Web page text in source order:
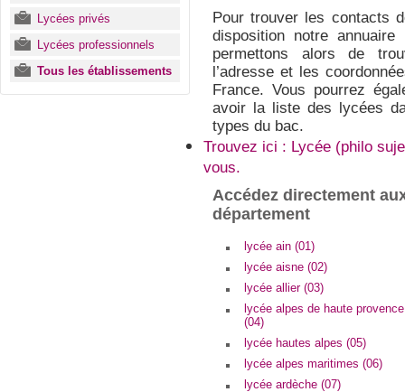
Lycées privés
Lycées professionnels
Tous les établissements
Pour trouver les contacts
disposition notre
permettons alors de
l’adresse et les
France. Vous pourrez
avoir la liste des lycées
types du bac.
Trouvez ici : Lycée (philo
vous.
Accédez directement
département
lycée ain (01)
lycée aisne (02)
lycée allier (03)
lycée alpes de haute provence
(04)
lycée hautes alpes (05)
lycée alpes maritimes (06)
lycée ardèche (07)